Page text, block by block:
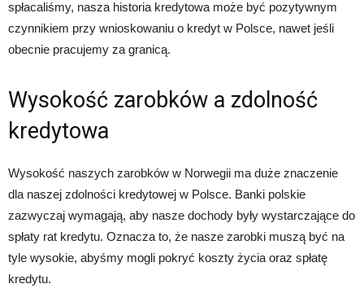
spłacaliśmy, nasza historia kredytowa może być pozytywnym
czynnikiem przy wnioskowaniu o kredyt w Polsce, nawet jeśli
obecnie pracujemy za granicą.
Wysokość zarobków a zdolność
kredytowa
Wysokość naszych zarobków w Norwegii ma duże znaczenie
dla naszej zdolności kredytowej w Polsce. Banki polskie
zazwyczaj wymagają, aby nasze dochody były wystarczające do
spłaty rat kredytu. Oznacza to, że nasze zarobki muszą być na
tyle wysokie, abyśmy mogli pokryć koszty życia oraz spłatę
kredytu.